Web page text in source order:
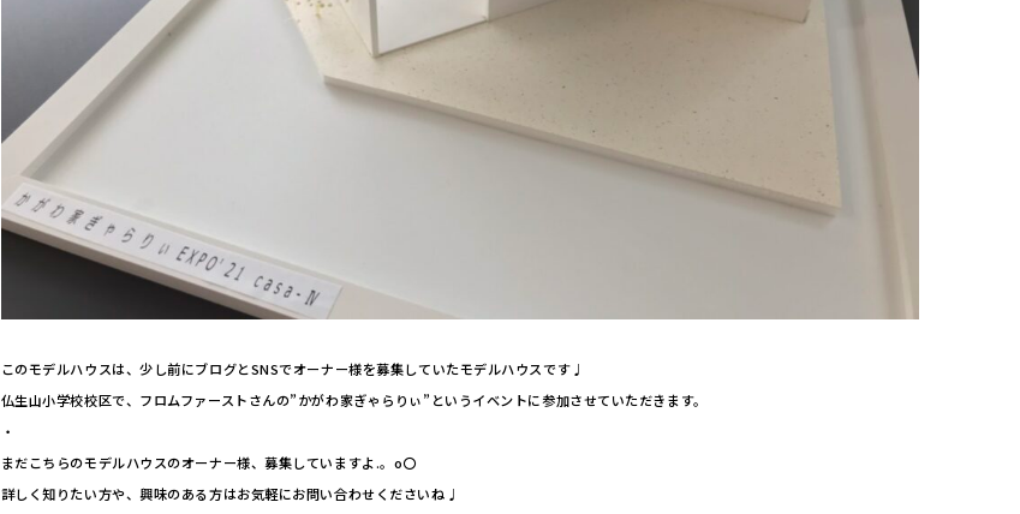
このモデルハウスは、少し前にブログとSNSでオーナー様を募集していたモデルハウスです♩
仏生山小学校校区で、フロムファーストさんの”かがわ家ぎゃらりぃ”というイベントに参加させていただきます。
・
まだこちらのモデルハウスのオーナー様、募集していますよ.。o〇
詳しく知りたい方や、興味のある方はお気軽にお問い合わせくださいね♩